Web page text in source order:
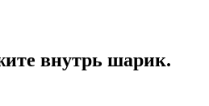
внутрь шарик.